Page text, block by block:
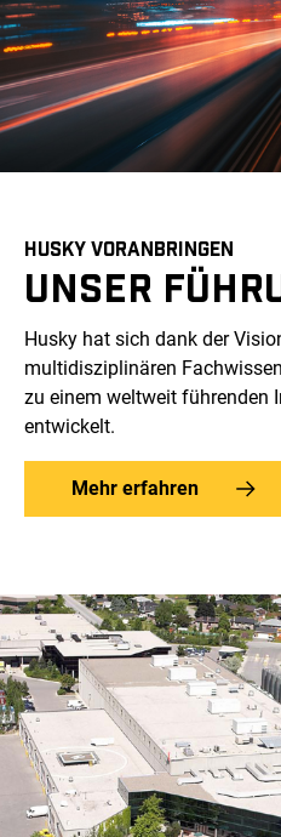
HUSKY VORANBRINGEN
UNSER
Husky hat sich dank der
multidisziplinären
zu einem weltweit führenden
entwickelt.
Mehr erfahren